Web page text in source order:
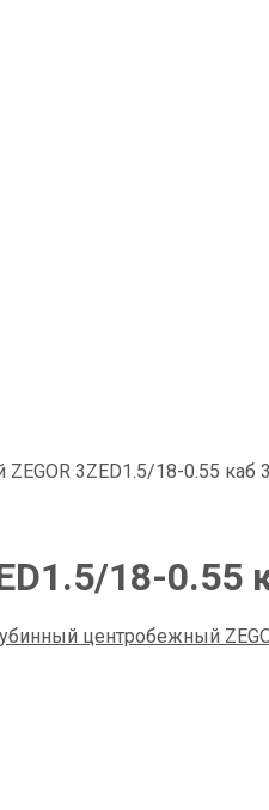
3ZED1.5/18-0.55 каб
18-0.55
центробежный